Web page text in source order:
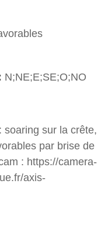
N;NE;E;SE;O;NO
soaring sur la crête,
par brise de
: https://camera-
axis-